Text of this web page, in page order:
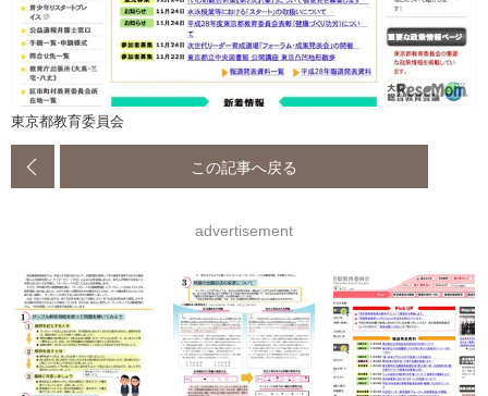
東京都教育委員会
この記事へ戻る
advertisement